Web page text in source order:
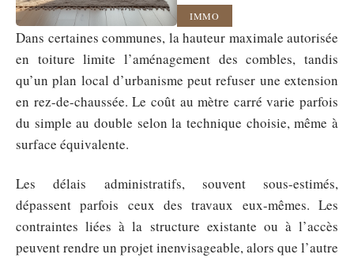
IMMO
Dans certaines communes, la hauteur maximale autorisée
en toiture limite l’aménagement des combles, tandis
qu’un plan local d’urbanisme peut refuser une extension
en rez-de-chaussée. Le coût au mètre carré varie parfois
du simple au double selon la technique choisie, même à
surface équivalente.
Les délais administratifs, souvent sous-estimés,
dépassent parfois ceux des travaux eux-mêmes. Les
contraintes liées à la structure existante ou à l’accès
peuvent rendre un projet inenvisageable, alors que l’autre